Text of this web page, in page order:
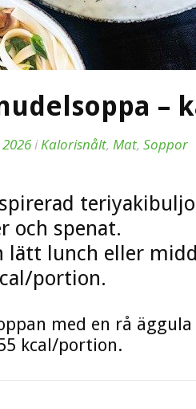
–
iKalorisnålt, Mat, Soppor
och spenat.
lätt lunch eller
portion.
med en rå
kcal/portion.